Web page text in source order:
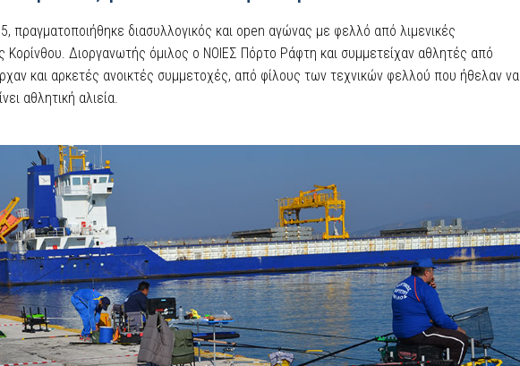
πραγματοποιήθηκε διασυλλογικός και open αγώνας με φελλό από λιμενικές
Κορίνθου. Διοργανωτής όμιλος ο ΝΟΙΕΣ Πόρτο Ράφτη και συμμετείχαν αθλητές από
και αρκετές ανοικτές συμμετοχές, από φίλους των τεχνικών φελλού που ήθελαν να
αθλητική αλιεία.